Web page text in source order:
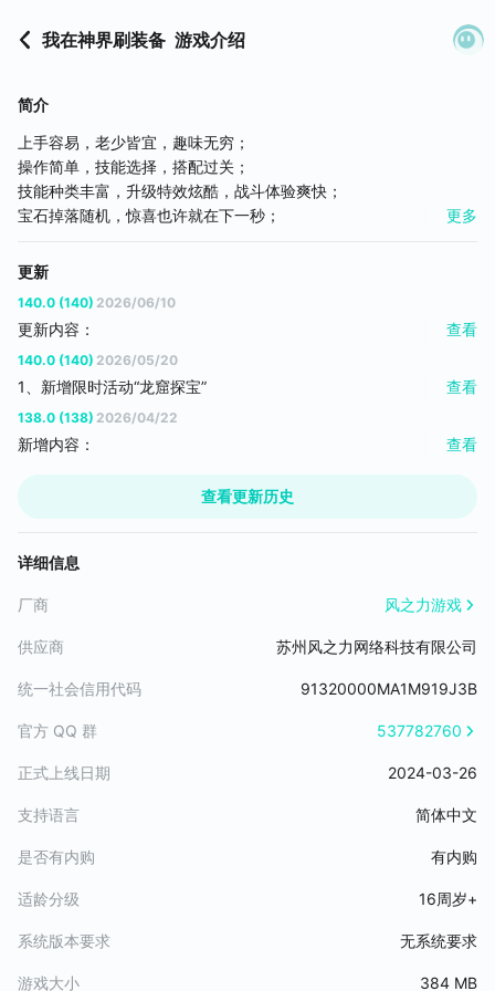
我在神界刷装备 游戏介绍
简介
上手容易，老少皆宜，趣味无穷；
操作简单，技能选择，搭配过关；
技能种类丰富，升级特效炫酷，战斗体验爽快；
宝石掉落随机，惊喜也许就在下一秒；
有！
更多
更新
140.0 (140) 2026/06/10
更新内容：
1. 公会远征：新增地图标记功能，优化魔塔关卡难度、界面与信息
提示；
3. 前期流程：第四关新增体验关卡，降低新手门槛；
4. 视觉优化：优化了英雄待机时的动画表现；
1. 新城主：红色品质城主“虚空主宰”；
查看
140.0 (140) 2026/05/20
1、新增限时活动“龙窟探宝”
2、修复瓦王回血导致锁血的异常问题
3、黑暗深渊-赛区三的排行榜名次扩充至500名
5、公会远征-修复排名第一的公会荣耀商店未正常显示的问题
6、公会远征-魔塔军功由每个建筑可获得的数量上限改为每场战斗
查看
138.0 (138) 2026/04/22
新增内容：
黑暗深渊 —— 常驻玩法“黑暗深渊”全面改版
城墙皮肤 —— 新增橙色品质城墙皮肤“暗影要塞”
功能优化：
达拉然玩法 —— 优化个人日志消息过多时无法查看新消息的问题，
宝石洗练 —— 增加跳过洗练动画的按钮
避免卡牌互斥
bug修复：
破碎外域 —— 修复队伍战力更新不及时的问题
永冻港城墙 —— 修复守护增伤效果被翻倍的问题
查看
查看更新历史
详细信息
厂商 风之力游戏
供应商 苏州风之力网络科技有限公司
统一社会信用代码 91320000MA1M919J3B
官方 QQ 群 537782760
正式上线日期 2024-03-26
支持语言 简体中文
是否有内购 有内购
适龄分级 16周岁+
系统版本要求 无系统要求
游戏大小 384 MB